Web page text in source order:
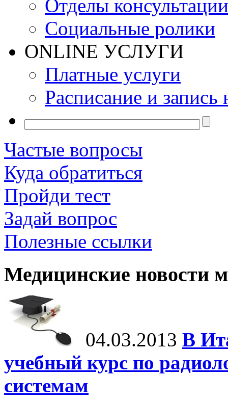
Отделы консультации
Социальные ролики
ONLINE УСЛУГИ
Платные услуги
Расписание и запись
Частые вопросы
Куда обратиться
Пройди тест
Задай вопрос
Полезные ссылки
Медицинские новости
04.03.2013 В
учебный курс по
системам